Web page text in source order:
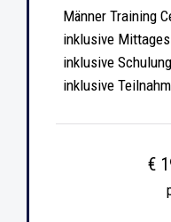
Männer Training
inklusive
inklusive
inklusive
€